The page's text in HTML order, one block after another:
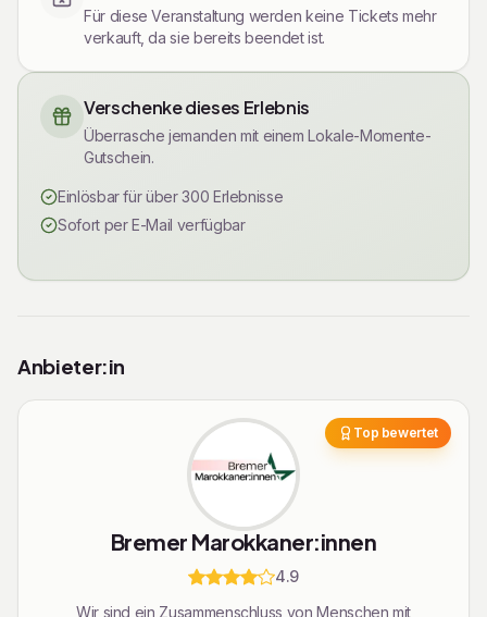
Für diese Veranstaltung werden keine Tickets mehr
verkauft, da sie bereits beendet ist.
Verschenke dieses Erlebnis
Überrasche jemanden mit einem Lokale-Momente-
Gutschein.
Einlösbar für über 300 Erlebnisse
Sofort per E-Mail verfügbar
Anbieter:in
Top bewertet
Bremer Marokkaner:innen
4.9
Wir sind ein Zusammenschluss von Menschen mit